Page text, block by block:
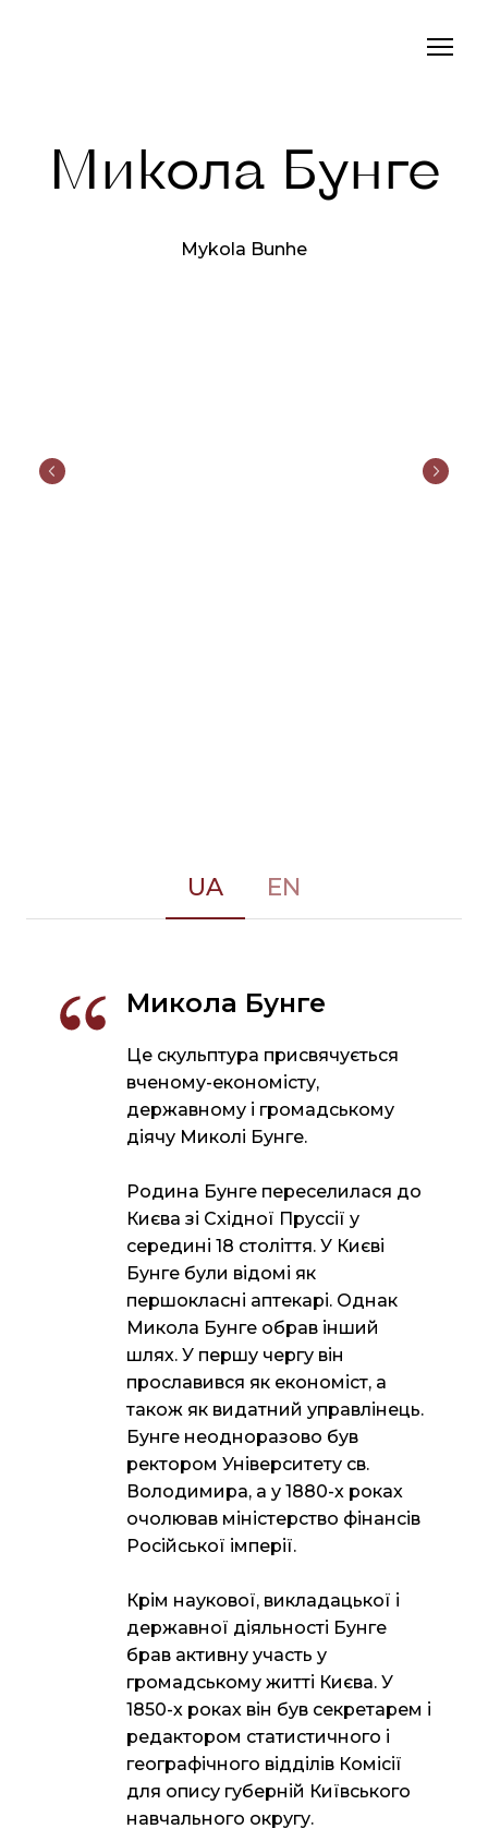
Микола Бунге
Mykola Bunhe
UA EN
Микола Бунге
Це скульптура присвячується
вченому-економісту,
державному і громадському
діячу Миколі Бунге.
Родина Бунге переселилася до
Києва зі Східної Пруссії у
середині 18 століття. У Києві
Бунге були відомі як
першокласні аптекарі. Однак
Микола Бунге обрав інший
шлях. У першу чергу він
прославився як економіст, а
також як видатний управлінець.
Бунге неодноразово був
ректором Університету св.
Володимира, а у 1880-х роках
очолював міністерство фінансів
Російської імперії.
Крім наукової, викладацької і
державної діяльності Бунге
брав активну участь у
громадському житті Києва. У
1850-х роках він був секретарем і
редактором статистичного і
географічного відділів Комісії
для опису губерній Київського
навчального округу.